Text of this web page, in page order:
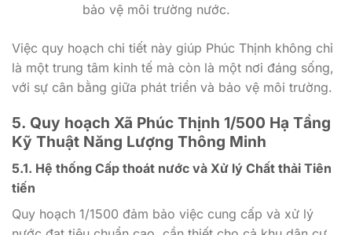
bảo vệ môi trường nước.
Việc quy hoạch chi tiết này giúp Phúc Thịnh không chỉ
là một trung tâm kinh tế mà còn là một nơi đáng sống,
với sự cân bằng giữa phát triển và bảo vệ môi trường.
5. Quy hoạch Xã Phúc Thịnh 1/500 Hạ Tầng
Kỹ Thuật Năng Lượng Thông Minh
5.1. Hệ thống Cấp thoát nước và Xử lý Chất thải Tiên
tiến
Quy hoạch 1/1500 đảm bảo việc cung cấp và xử lý